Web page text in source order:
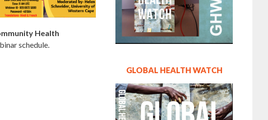
Health
schedule.
GLOBAL HEALTH WATCH